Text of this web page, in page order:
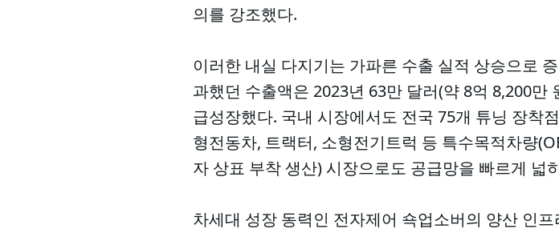
의를 강조했다.
이러한 내실 다지기는 가파른 수출 실적 상승으로
과했던 수출액은 2023년 63만 달러(약 8억 8,200만
급성장했다. 국내 시장에서도 전국 75개 튜닝 장착
형전동차, 트랙터, 소형전기트럭 등 특수목적차량
자 상표 부착 생산) 시장으로도 공급망을 빠르게 넓
차세대 성장 동력인 전자제어 쇽업소버의 양산 인